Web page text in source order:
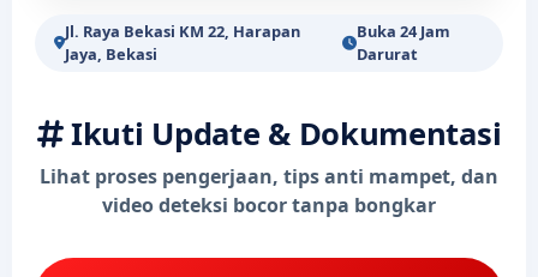
Jl. Raya Bekasi KM 22, Harapan
Jaya, Bekasi
Buka 24 Jam
Darurat
Ikuti Update & Dokumentasi
Lihat proses pengerjaan, tips anti mampet, dan
video deteksi bocor tanpa bongkar